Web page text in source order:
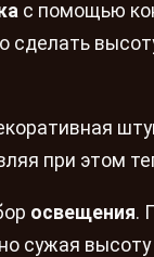
с помощью
сделать
при этом
освещения.
сужая